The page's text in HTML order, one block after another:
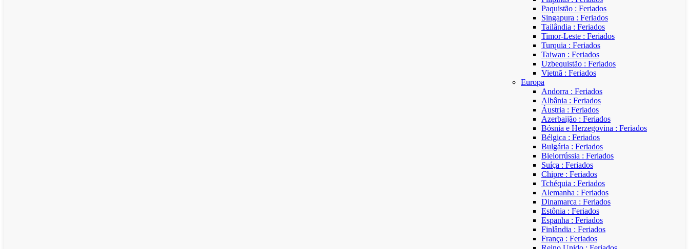
Paquistão : Feriados
Singapura : Feriados
Tailândia : Feriados
Timor-Leste : Feriados
Turquia : Feriados
Taiwan : Feriados
Uzbequistão : Feriados
Vietnã : Feriados
Europa
Andorra : Feriados
Albânia : Feriados
Áustria : Feriados
Azerbaijão : Feriados
Bósnia e Herzegovina : Feriados
Bélgica : Feriados
Bulgária : Feriados
Bielorrússia : Feriados
Suíça : Feriados
Chipre : Feriados
Tchéquia : Feriados
Alemanha : Feriados
Dinamarca : Feriados
Estônia : Feriados
Espanha : Feriados
Finlândia : Feriados
França : Feriados